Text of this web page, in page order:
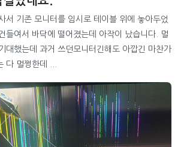
서 기존 모니터를 임시로 테이블 위에 놓아두었
들여서 바닥에 떨어졌는데 아작이 났습니다. 멀
대했는데 과거 쓰던모니터긴해도 아깝긴 마찬가
다 멀쩡한데 ...